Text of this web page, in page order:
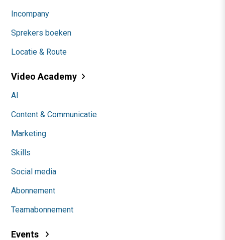
Incompany
Sprekers boeken
Locatie & Route
Video Academy
AI
Content & Communicatie
Marketing
Skills
Social media
Abonnement
Teamabonnement
Events